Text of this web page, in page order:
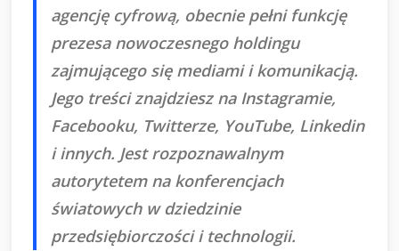
agencję cyfrową, obecnie pełni funkcję
prezesa nowoczesnego holdingu
zajmującego się mediami i komunikacją.
Jego treści znajdziesz na Instagramie,
Facebooku, Twitterze, YouTube, Linkedin
i innych. Jest rozpoznawalnym
autorytetem na konferencjach
światowych w dziedzinie
przedsiębiorczości i technologii.